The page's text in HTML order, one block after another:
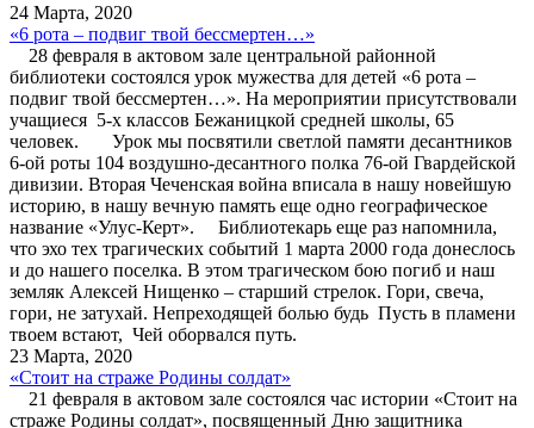
24 Марта, 2020
«6 рота – подвиг твой бессмертен…»
28 февраля в актовом зале центральной районной
библиотеки состоялся урок мужества для детей «6 рота –
подвиг твой бессмертен…». На мероприятии присутствовали
учащиеся 5-х классов Бежаницкой средней школы, 65
человек. Урок мы посвятили светлой памяти десантников
6-ой роты 104 воздушно-десантного полка 76-ой Гвардейской
дивизии. Вторая Чеченская война вписала в нашу новейшую
историю, в нашу вечную память еще одно географическое
название «Улус-Керт». Библиотекарь еще раз напомнила,
что эхо тех трагических событий 1 марта 2000 года донеслось
и до нашего поселка. В этом трагическом бою погиб и наш
земляк Алексей Нищенко – старший стрелок. Гори, свеча,
гори, не затухай. Непреходящей болью будь Пусть в пламени
твоем встают, Чей оборвался путь.
23 Марта, 2020
«Стоит на страже Родины солдат»
21 февраля в актовом зале состоялся час истории «Стоит на
страже Родины солдат», посвященный Дню защитника